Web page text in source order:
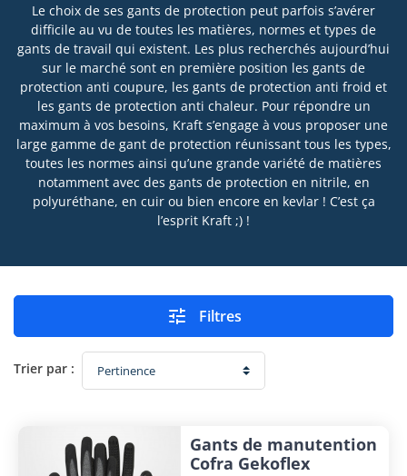
Le choix de ses gants de protection peut parfois s’avérer
difficile au vu de toutes les matières, normes et types de
gants de travail qui existent. Les plus recherchés aujourd’hui
sur le marché sont en première position les gants de
protection anti coupure, les gants de protection anti froid et
les gants de protection anti chaleur. Pour répondre un
maximum à vos besoins, Kraft s’engage à vous proposer une
large gamme de gant de protection réunissant tous les types,
toutes les normes ainsi qu’une grande variété de matières
notamment avec des gants de protection en nitrile, en
polyuréthane, en cuir ou bien encore en kevlar ! C’est ça
l’esprit Kraft ;) !
 Filtres
Trier par :
Gants de manutention
Cofra Gekoflex